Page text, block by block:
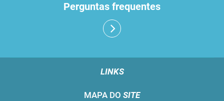
Perguntas frequentes
LINKS
MAPA DO SITE